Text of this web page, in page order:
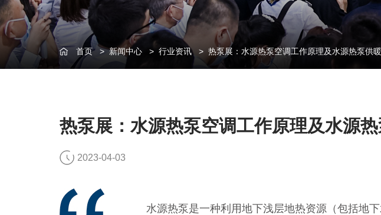
首页>新闻中心> 行业资讯> 热泵展：水源热泵空调工作原理及水源热泵供
热泵展：水源热泵空调工作原理及水源
2023-04-03
水源热泵是一种利用地下浅层地热资源（包括地